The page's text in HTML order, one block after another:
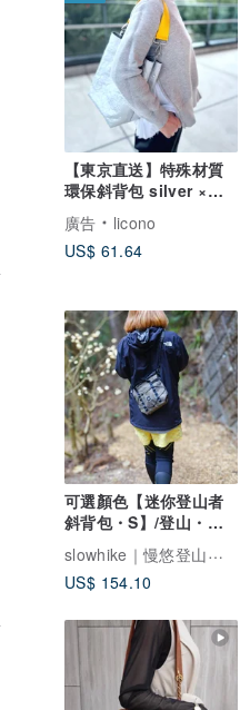
【東京直送】特殊材質
環保斜背包 silver ×
yellow 托特包
廣告
licono
US$ 61.64
可選顏色【迷你登山者
斜背包・S】/登山・健
行・露營・音樂祭・戶
外活動・側背包・托特
包・slowhike・防水・
slowhike｜慢悠登山者的山系裝備
US$ 154.10